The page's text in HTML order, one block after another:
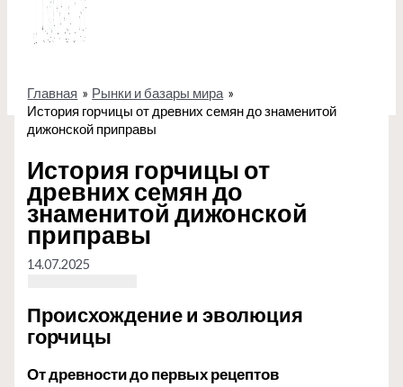
Главная
Рынки и базары мира
История горчицы от древних семян до знаменитой
дижонской приправы
История горчицы от
древних семян до
знаменитой дижонской
приправы
14.07.2025
Происхождение и эволюция
горчицы
От древности до первых рецептов